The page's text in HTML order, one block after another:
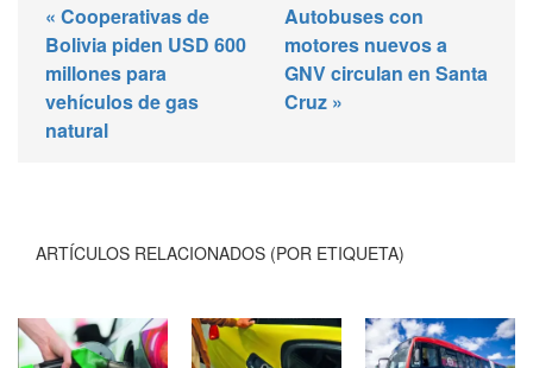
« Cooperativas de
Bolivia piden USD 600
millones para
vehículos de gas
natural
Autobuses con
motores nuevos a
GNV circulan en Santa
Cruz »
ARTÍCULOS RELACIONADOS (POR ETIQUETA)